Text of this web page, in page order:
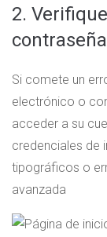
2.
Si comete un
electrónico o
acceder a su
credenciales de
tipográficos o
avanzada